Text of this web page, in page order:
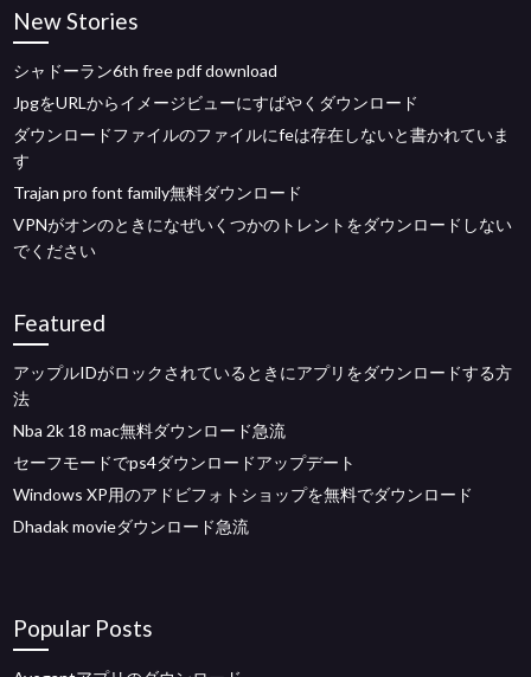
New Stories
シャドーラン6th free pdf download
JpgをURLからイメージビューにすばやくダウンロード
ダウンロードファイルのファイルにfeは存在しないと書かれていま
す
Trajan pro font family無料ダウンロード
VPNがオンのときになぜいくつかのトレントをダウンロードしない
でください
Featured
アップルIDがロックされているときにアプリをダウンロードする方
法
Nba 2k 18 mac無料ダウンロード急流
セーフモードでps4ダウンロードアップデート
Windows XP用のアドビフォトショップを無料でダウンロード
Dhadak movieダウンロード急流
Popular Posts